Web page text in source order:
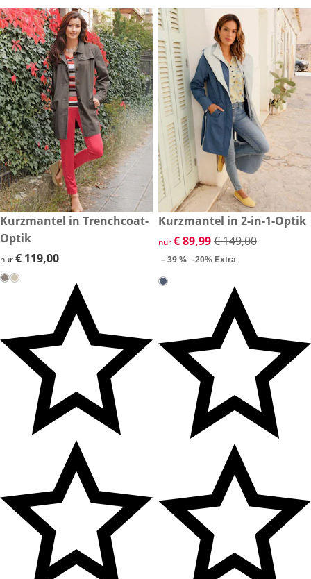
€ 119,00
Kurzmantel in Trenchcoat-
Optik
€ 119,00
nur€ 119,00
reduzierter Preis € 89,99,
-39 %
Kurzmantel in 2-in-1-Optik
reduzierter Preis € 89,99,
nur€ 89,99€ 149,00
– 39 % -20% Extra